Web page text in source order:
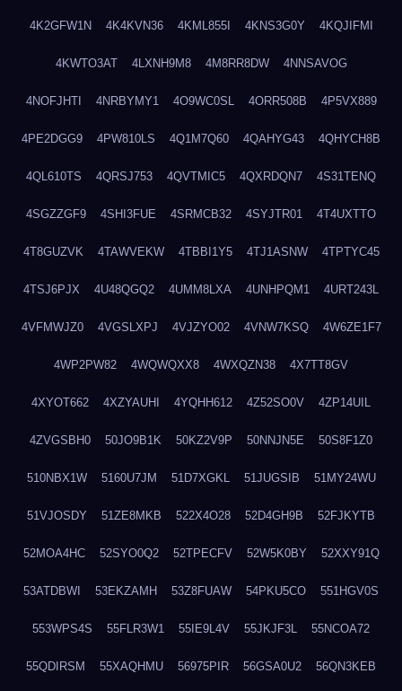
4K2GFW1N 4K4KVN36 4KML855I 4KNS3G0Y 4KQJIFMI
4KWTO3AT 4LXNH9M8 4M8RR8DW 4NNSAVOG
4NOFJHTI 4NRBYMY1 4O9WC0SL 4ORR508B 4P5VX889
4PE2DGG9 4PW810LS 4Q1M7Q60 4QAHYG43 4QHYCH8B
4QL610TS 4QRSJ753 4QVTMIC5 4QXRDQN7 4S31TENQ
4SGZZGF9 4SHI3FUE 4SRMCB32 4SYJTR01 4T4UXTTO
4T8GUZVK 4TAWVEKW 4TBBI1Y5 4TJ1ASNW 4TPTYC45
4TSJ6PJX 4U48QGQ2 4UMM8LXA 4UNHPQM1 4URT243L
4VFMWJZ0 4VGSLXPJ 4VJZYO02 4VNW7KSQ 4W6ZE1F7
4WP2PW82 4WQWQXX8 4WXQZN38 4X7TT8GV
4XYOT662 4XZYAUHI 4YQHH612 4Z52SO0V 4ZP14UIL
4ZVGSBH0 50JO9B1K 50KZ2V9P 50NNJN5E 50S8F1Z0
510NBX1W 5160U7JM 51D7XGKL 51JUGSIB 51MY24WU
51VJOSDY 51ZE8MKB 522X4O28 52D4GH9B 52FJKYTB
52MOA4HC 52SYO0Q2 52TPECFV 52W5K0BY 52XXY91Q
53ATDBWI 53EKZAMH 53Z8FUAW 54PKU5CO 551HGV0S
553WPS4S 55FLR3W1 55IE9L4V 55JKJF3L 55NCOA72
55QDIRSM 55XAQHMU 56975PIR 56GSA0U2 56QN3KEB